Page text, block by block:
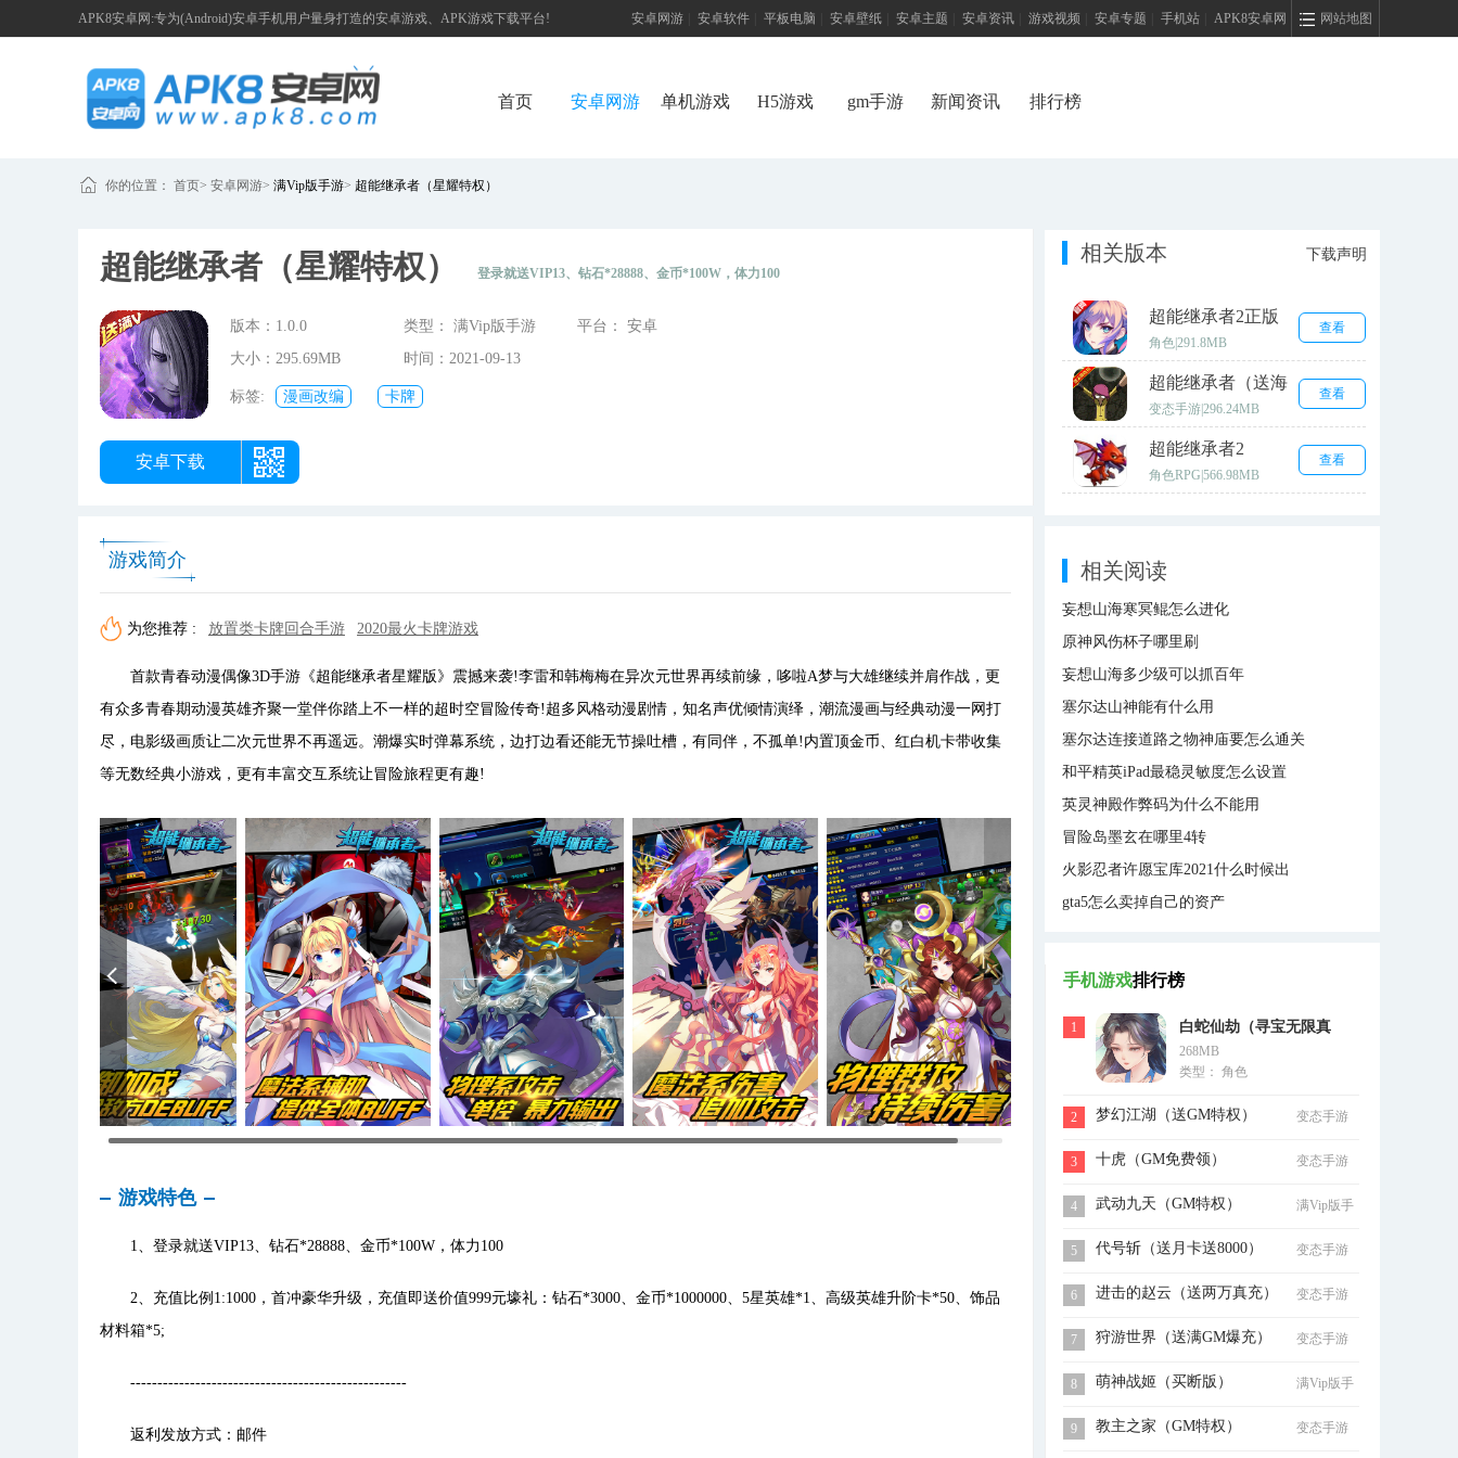
APK8安卓网:专为(Android)安卓手机用户量身打造的安卓游戏、APK游戏下载平台! 网站地图
安卓网游 安卓软件 平板电脑 安卓壁纸 安卓主题 安卓资讯 游戏视频 安卓专题 手机站 APK8安卓网
首页 安卓网游 单机游戏 H5游戏 gm手游 新闻资讯 排行榜
你的位置： 首页> 安卓网游> 满Vip版手游> 超能继承者（星耀特权）
超能继承者（星耀特权） 登录就送VIP13、钻石*28888、金币*100W，体力100
版本：1.0.0 类型： 满Vip版手游
平台： 安卓
大小：295.69MB
时间：2021-09-13
10:07:26
标签: 漫画改编 卡牌
安卓下载
游戏简介
为您推荐 : 放置类卡牌回合手游 2020最火卡牌游戏
首款青春动漫偶像3D手游《超能继承者星耀版》震撼来袭!李雷和韩梅梅在异次元世界再续前缘，哆啦A梦与大雄继续并肩作战，更
有众多青春期动漫英雄齐聚一堂伴你踏上不一样的超时空冒险传奇!超多风格动漫剧情，知名声优倾情演绎，潮流漫画与经典动漫一网打
尽，电影级画质让二次元世界不再遥远。潮爆实时弹幕系统，边打边看还能无节操吐槽，有同伴，不孤单!内置顶金币、红白机卡带收集
等无数经典小游戏，更有丰富交互系统让冒险旅程更有趣!
游戏特色
1、登录就送VIP13、钻石*28888、金币*100W，体力100
2、充值比例1:1000，首冲豪华升级，充值即送价值999元壕礼：钻石*3000、金币*1000000、5星英雄*1、高级英雄升阶卡*50、饰品
材料箱*5;
---------------------------------------------------
返利发放方式：邮件
相关版本 下载声明
超能继承者2正版
角色291.8MB
查看
超能继承者（送海
量连抽）
变态手游296.24MB
查看
超能继承者2
角色RPG 566.98MB
查看
相关阅读
妄想山海寒冥鲲怎么进化
原神风伤杯子哪里刷
妄想山海多少级可以抓百年
塞尔达山神能有什么用
塞尔达连接道路之物神庙要怎么通关
和平精英iPad最稳灵敏度怎么设置
英灵神殿作弊码为什么不能用
冒险岛墨玄在哪里4转
火影忍者许愿宝库2021什么时候出
gta5怎么卖掉自己的资产
手机游戏排行榜
1
白蛇仙劫（寻宝无限真
充）
268MB
类型： 角色
2 梦幻江湖（送GM特权） 变态手游
3 十虎（GM免费领） 变态手游
4 武动九天（GM特权）
满Vip版手
5
代号斩（送月卡送8000） 变态手游
6 进击的赵云（送两万真充） 变态手游
7 狩游世界（送满GM爆充） 变态手游
8 萌神战姬（买断版）
满Vip版手
9
教主之家（GM特权） 变态手游